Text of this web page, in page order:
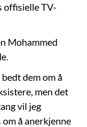
offisielle TV-
Mohammed
dem om å
men det
vil jeg
å anerkjenne